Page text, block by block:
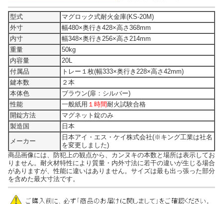
型式
マグロック式耐火金庫(KS-20M)
外寸
幅480×奥行き428×高さ368mm
内寸
幅348×奥行き256×高さ214mm
重量
50kg
内容量
20L
付属品
トレー１枚(幅333×奥行き228×高さ42mm)
鍵本数
２本
本体色
ブラウン(扉：シルバー)
性能
一般紙用 １時間耐火試験合格
開錠方法
マグネット錠のみ
製造国
日本
メーカー
日本アイ・エス・ケイ株式会社(※キング工業は社名
を変更しました)
商品画像には、防犯上の観点から、カンヌキの本数と場所は表示してお
りません。耐火材特性により質量・内外寸法に若干の違いが生じる場合
がありますが、性能に違いはありません。サイズは最も出っ張った部分
を含めた最大寸法です。